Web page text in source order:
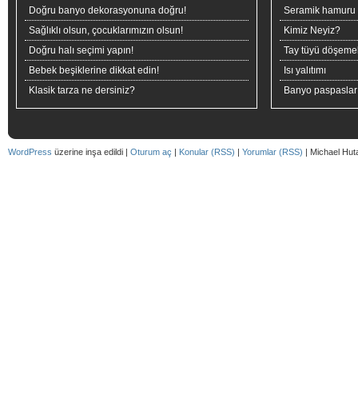
Doğru banyo dekorasyonuna doğru!
Sağlıklı olsun, çocuklarımızın olsun!
Doğru halı seçimi yapın!
Bebek beşiklerine dikkat edin!
Klasik tarza ne dersiniz?
Seramik hamuru
Kimiz Neyiz?
Tay tüyü
Isı yalıtımı
Banyo
WordPress üzerine inşa edildi | Oturum aç | Konular (RSS) | Yorumlar (RSS) | Michael